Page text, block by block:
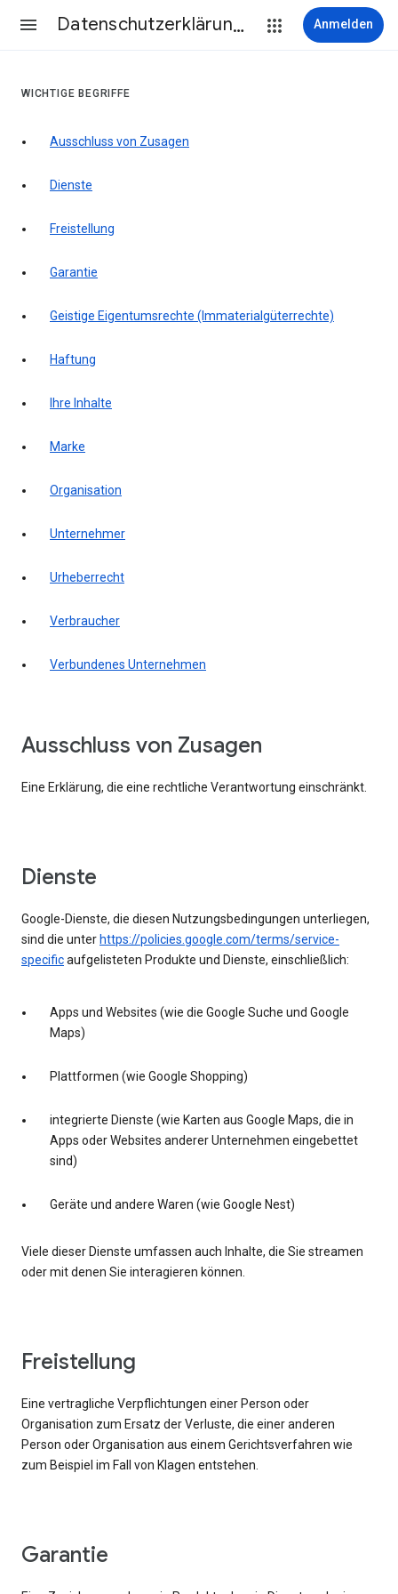
Datenschutzerklärung & Nutzungsbedingungen Anmelden
WICHTIGE BEGRIFFE
Ausschluss von Zusagen
Dienste
Freistellung
Garantie
Geistige Eigentumsrechte (Immaterialgüterrechte)
Haftung
Ihre Inhalte
Marke
Organisation
Unternehmer
Urheberrecht
Verbraucher
Verbundenes Unternehmen
Ausschluss von Zusagen
Eine Erklärung, die eine rechtliche Verantwortung einschränkt.
Dienste
Google-Dienste, die diesen Nutzungsbedingungen unterliegen,
sind die unter https://policies.google.com/terms/service-
specificaufgelisteten Produkte und Dienste, einschließlich:
Apps und Websites (wie die Google Suche und Google
Maps)
Plattformen (wie Google Shopping)
integrierte Dienste (wie Karten aus Google Maps, die in
Apps oder Websites anderer Unternehmen eingebettet
sind)
Geräte und andere Waren (wie Google Nest)
Viele dieser Dienste umfassen auch Inhalte, die Sie streamen
oder mit denen Sie interagieren können.
Freistellung
Eine vertragliche Verpflichtungen einer Person oder
Organisation zum Ersatz der Verluste, die einer anderen
Person oder Organisation aus einem Gerichtsverfahren wie
zum Beispiel im Fall von Klagen entstehen.
Garantie